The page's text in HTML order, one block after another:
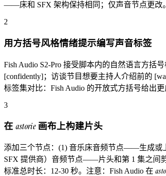
——床和 SFX 架构保持相同；仅声音节点更改。
2
用方括号风格情绪提示编写声音标签
Fish Audio S2-Pro 接受脚本内的自然语言方括
[confidently]；访谈节目想要主持人介绍前的
标签集对比：Fish Audio 的开放式方括号给出
3
在 astorie画布上构建片头
添加三个节点：(1) 音乐床音频节点——生成或
SFX 提供商）音频节点——片头和第 1 集之间
标准总时长：12-30 秒。注意：Fish Audio 在